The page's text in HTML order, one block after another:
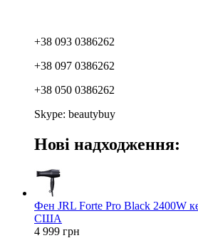
+38 093 0386262
+38 097 0386262
+38 050 0386262
Skype: beautybuy
Нові надходження:
Фен JRL Forte Pro Black 2400W
США
4 999 грн